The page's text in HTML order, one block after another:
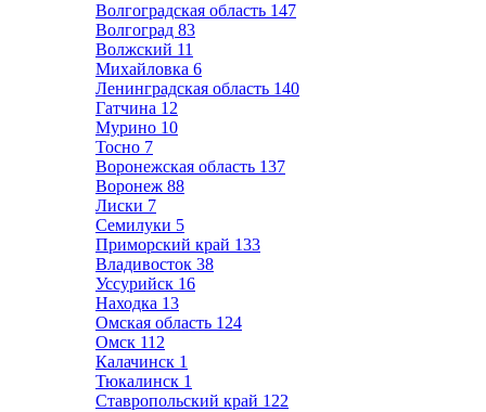
Волгоградская область 147
Волгоград 83
Волжский 11
Михайловка 6
Ленинградская область 140
Гатчина 12
Мурино 10
Тосно 7
Воронежская область 137
Воронеж 88
Лиски 7
Семилуки 5
Приморский край 133
Владивосток 38
Уссурийск 16
Находка 13
Омская область 124
Омск 112
Калачинск 1
Тюкалинск 1
Ставропольский край 122